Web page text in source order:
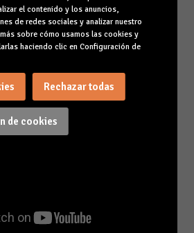
el contenido y los anuncios,
de redes sociales y analizar nuestro
sobre cómo usamos las cookies y
haciendo clic en Configuración de
de cookies
Rechazar todas